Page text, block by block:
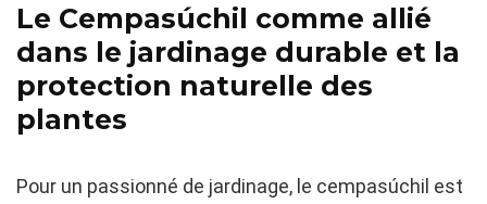
Le Cempasúchil comme allié
dans le jardinage durable et la
protection naturelle des
plantes
Pour un passionné de jardinage, le cempasúchil est